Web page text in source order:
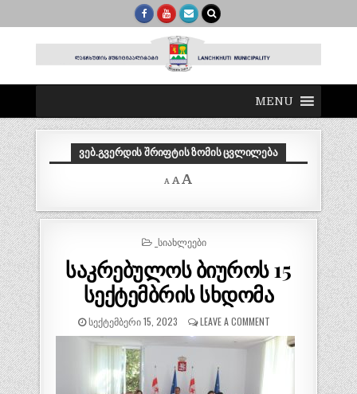
MENU
ᲕᲔᲑ.ᲒᲕᲔᲠᲓᲘᲡ ᲨᲠᲘᲤᲢᲘᲡ ᲖᲝᲛᲘᲡ ᲪᲕᲚᲘᲚᲔᲑᲐ
A
Decrease
font
A Reset
A
size.
POSTED
_ᲡᲘᲐᲮᲚᲔᲔᲑᲘ
საკრებულოს ბიუროს 15
სექტემბრის სხდომა
ᲡᲔᲥᲢᲔᲛᲑᲔᲠᲘ 15, 2023 LEAVE A COMMENT